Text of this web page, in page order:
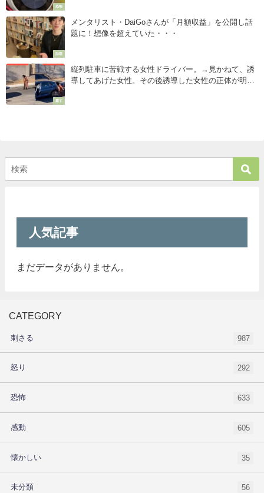
恐怖
話題
メンタリスト・DaiGoさんが「月額収益」を公開し話
題に！想像を超えていた・・・
癒す
縦列駐車に苦戦する女性ドライバー。→見かねて、誘
導してあげた女性。その後誘導した女性の正体が明ら
人気記事
まだデータがありません。
CATEGORY
刺さる 987
怒り 292
恐怖 633
感動 605
懐かしい 35
未分類 56